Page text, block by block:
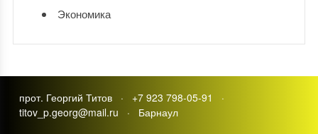
Экономика
прот. Георгий Титов · +7 923 798-05-91 ·
titov_p.georg@mail.ru · Барнаул